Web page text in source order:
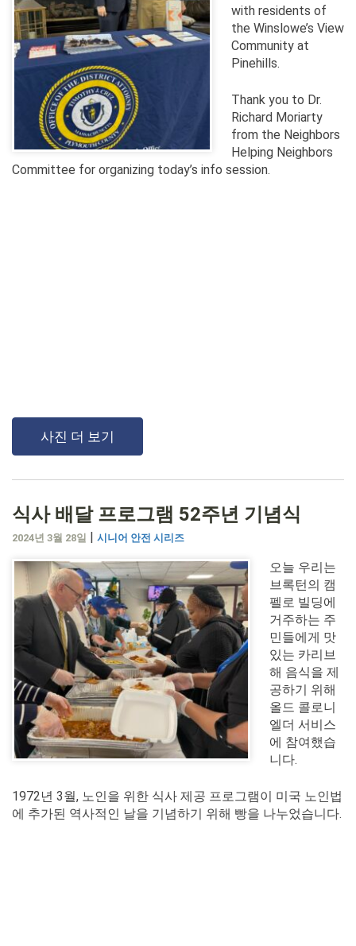
with residents of
the Winslowe’s View
Community at
Pinehills.
Thank you to Dr.
Richard Moriarty
from the Neighbors
Helping Neighbors
Committee for organizing today’s info session.
사진 더 보기
식사 배달 프로그램 52주년 기념식
2024년 3월 28일 | 시니어 안전 시리즈
오늘 우리는
브록턴의 캠
펠로 빌딩에
거주하는 주
민들에게 맛
있는 카리브
해 음식을 제
공하기 위해
올드 콜로니
엘더 서비스
에 참여했습
니다.
1972년 3월, 노인을 위한 식사 제공 프로그램이 미국 노인법
에 추가된 역사적인 날을 기념하기 위해 빵을 나누었습니다.